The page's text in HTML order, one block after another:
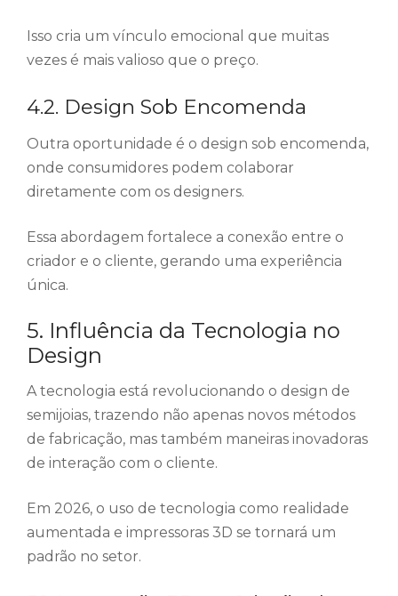
Isso cria um vínculo emocional que muitas
vezes é mais valioso que o preço.
4.2. Design Sob Encomenda
Outra oportunidade é o design sob encomenda,
onde consumidores podem colaborar
diretamente com os designers.
Essa abordagem fortalece a conexão entre o
criador e o cliente, gerando uma experiência
única.
5. Influência da Tecnologia no
Design
A tecnologia está revolucionando o design de
semijoias, trazendo não apenas novos métodos
de fabricação, mas também maneiras inovadoras
de interação com o cliente.
Em 2026, o uso de tecnologia como realidade
aumentada e impressoras 3D se tornará um
padrão no setor.